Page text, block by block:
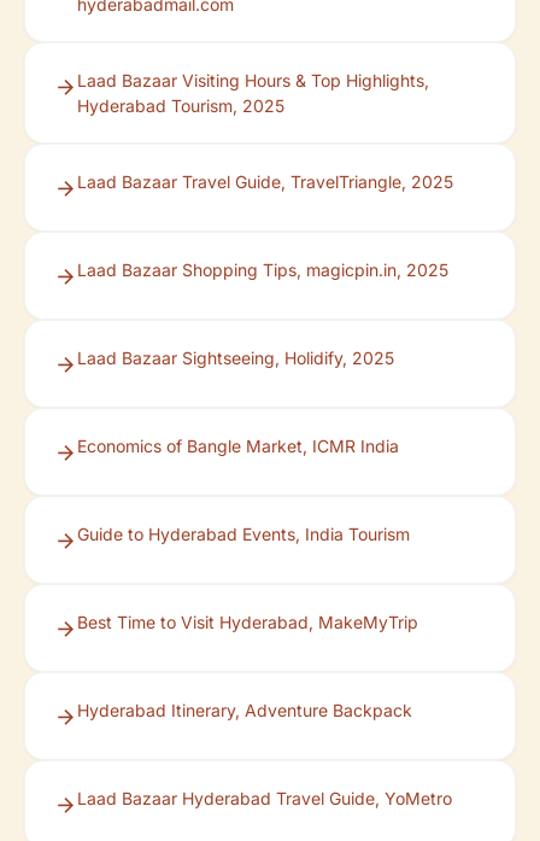
hyderabadmail.com
Laad Bazaar Visiting Hours & Top Highlights,
Hyderabad Tourism, 2025
Laad Bazaar Travel Guide, TravelTriangle, 2025
Laad Bazaar Shopping Tips, magicpin.in, 2025
Laad Bazaar Sightseeing, Holidify, 2025
Economics of Bangle Market, ICMR India
Guide to Hyderabad Events, India Tourism
Best Time to Visit Hyderabad, MakeMyTrip
Hyderabad Itinerary, Adventure Backpack
Laad Bazaar Hyderabad Travel Guide, YoMetro